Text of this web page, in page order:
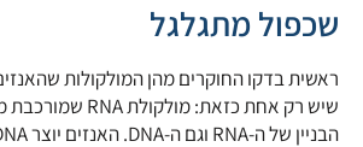
שכפול מתגלגל